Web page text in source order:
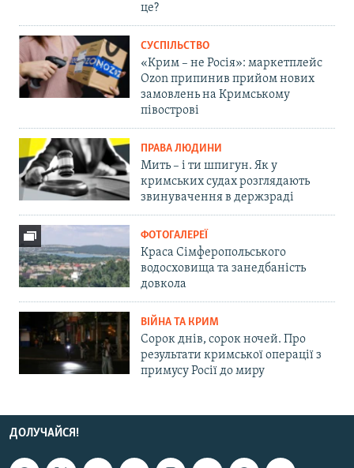
це?
СУСПІЛЬСТВО
«Крим – не Росія»: маркетплейс
Ozon припинив прийом нових
замовлень на Кримському
півострові
ПРАВА ЛЮДИНИ
Мить – і ти шпигун. Як у
кримських судах розглядають
звинувачення в держзраді
ФОТОГАЛЕРЕЇ
Краса Сімферопольського
водосховища та занедбаність
довкола
ВІЙНА ТА КРИМ
Сорок днів, сорок ночей. Про
результати кримської операції з
примусу Росії до миру
ДОЛУЧАЙСЯ!